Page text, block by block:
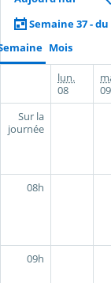
Semaine 37 -
Mois
lun.
08
09
Sur la
journée
08h
09h